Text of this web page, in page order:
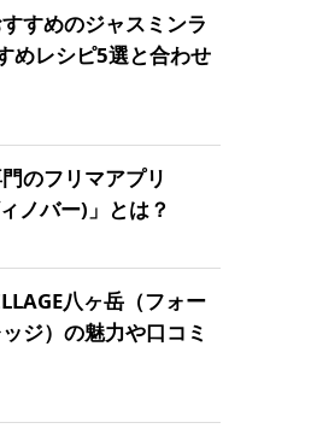
すめのジャスミンラ
めレシピ5選と合わせ
のフリマアプリ
ノバー)」とは？
八ヶ岳（フォー
ジ）の魅力や口コミ